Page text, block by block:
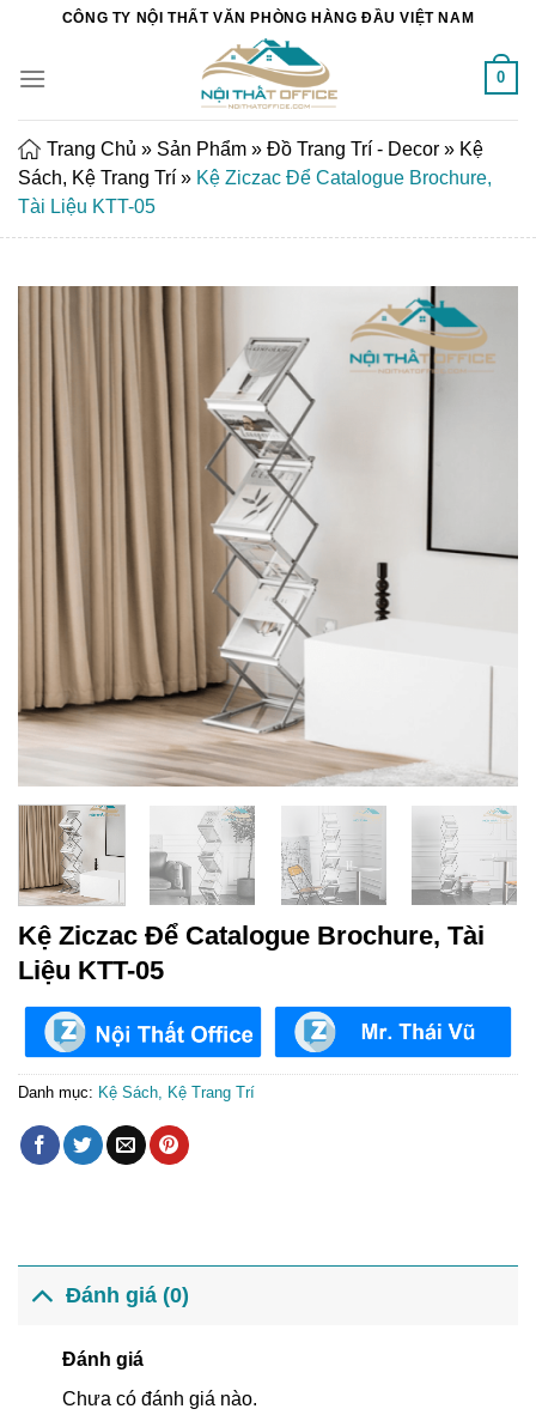
Chuyển
nội
CÔNG TY NỘI THẤT VĂN PHÒNG HÀNG ĐẦU VIỆT NAM
0
Trang Chủ » Sản Phẩm » Đồ Trang Trí - Decor » Kệ
Sách, Kệ Trang Trí » Kệ Ziczac Để Catalogue Brochure,
Tài Liệu KTT-05
Kệ Ziczac Để Catalogue Brochure, Tài
Liệu KTT-05
Danh mục: Kệ Sách, Kệ Trang Trí
Đánh giá (0)
Đánh giá
Chưa có đánh giá nào.